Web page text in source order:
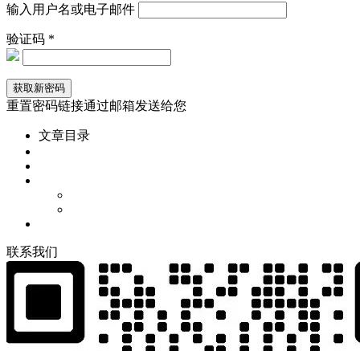
输入用户名或电子邮件
验证码 *
重置密码链接通过邮箱发送给您
文章目录
联系我们